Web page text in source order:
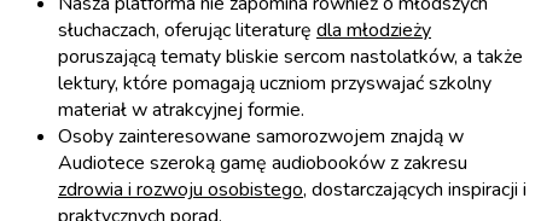
słuchaczach, oferując literaturę dla młodzieży
poruszającą tematy bliskie sercom nastolatków, a także
lektury, które pomagają uczniom przyswajać szkolny
materiał w atrakcyjnej formie.
Osoby zainteresowane samorozwojem znajdą w
Audiotece szeroką gamę audiobooków z zakresu
zdrowia i rozwoju osobistego, dostarczających inspiracji i